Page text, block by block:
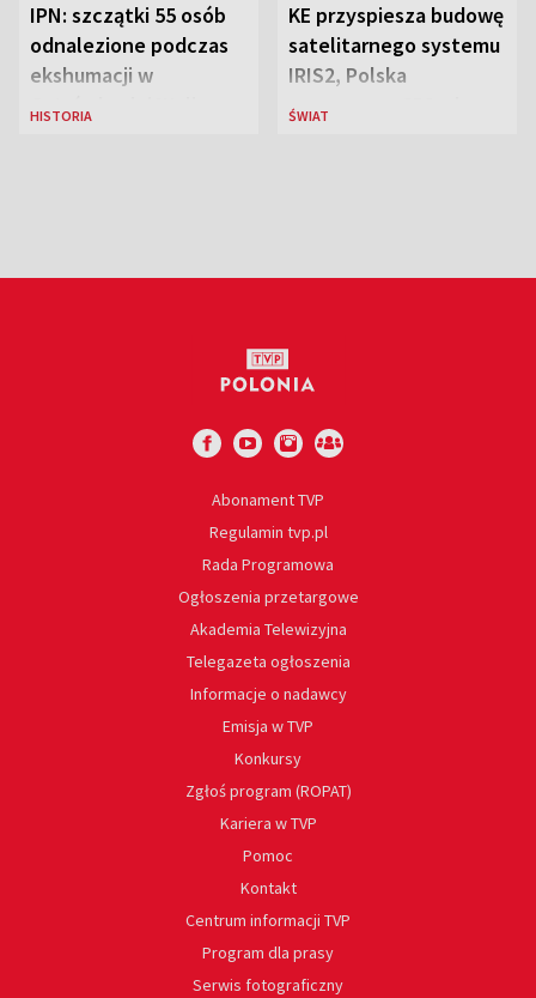
IPN: szczątki 55 osób
odnalezione podczas
ekshumacji w
Ostrówkach i Woli
HISTORIA
KE przyspiesza budowę
satelitarnego systemu
IRIS2, Polska
przeznaczy 656 mln
ŚWIAT
Abonament TVP
Regulamin tvp.pl
Rada Programowa
Ogłoszenia przetargowe
Akademia Telewizyjna
Telegazeta ogłoszenia
Informacje o nadawcy
Emisja w TVP
Konkursy
Zgłoś program (ROPAT)
Kariera w TVP
Pomoc
Kontakt
Centrum informacji TVP
Program dla prasy
Serwis fotograficzny